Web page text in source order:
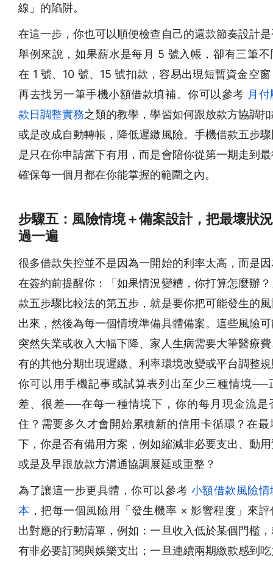
線」的陷阱。
在這一步，你也可以順便檢查自己的還款節奏設計
舉例來說，如果薪水是每月 5 號入帳，卻有三筆不
在 1 號、10 號、15 號扣款，容易出現短暫資金空
再去找另一筆手機小額借款填補。你可以參考 月
款日調整實務之類的教學，學習如何跟放款方協調
或是改成自動轉帳，降低遲繳風險。手機借款五步
是只在你申請當下有用，而是會陪你從第一期走到
確保每一個月都在你能掌握的範圍之內。
步驟五：風險情境＋備案設計，把最壞狀
過一遍
很多借款失控並不是因為一開始的利率太高，而是
在簽約前提醒你：「如果情況變糟，你打算怎麼辦
款五步驟比較法的第五步，就是要你把可能發生的
出來，然後為每一個情境準備具體備案。這些風險
突然失業或收入大幅下降、家人生病需要大筆醫療
有的其他分期出現遲繳、利率環境改變或平台調整
你可以用手機記事或試算表列出至少三種情境──
差、很差──在每一種情境下，你的每月現金流是
住？需要多久才會開始累積新的信用卡循環？在最
下，你是否有備用方案，例如縮減非必要支出、動
或是及早跟放款方溝通協調展延或重整？
為了讓這一步更具體，你可以參考 小額借款風險
本 ，把每一個風險用「發生機率 × 影響程度」來
出對應的行動清單，例如：一旦收入低於某個門檻
有非必要訂閱與娛樂支出；一旦連續兩期繳款感到